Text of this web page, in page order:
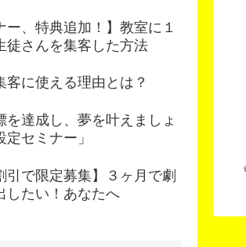
ー、特典追加！】教室に１
徒さんを集客した方法
客に使える理由とは？
を達成し、夢を叶えましょ
セミナー」
引で限定募集】３ヶ月で劇
したい！あなたへ